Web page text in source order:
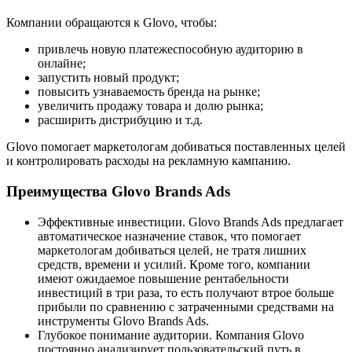
Компании обращаются к Glovo, чтобы:
привлечь новую платежеспособную аудиторию в
онлайне;
запустить новый продукт;
повысить узнаваемость бренда на рынке;
увеличить продажу товара и долю рынка;
расширить дистрибуцию и т.д.
Glovo помогает маркетологам добиваться поставленных целей
и контролировать расходы на рекламную кампанию.
Преимущества Glovo Brands Ads
Эффективные инвестиции. Glovo Brands Ads предлагает
автоматическое назначение ставок, что помогает
маркетологам добиваться целей, не тратя лишних
средств, времени и усилий. Кроме того, компании
имеют ожидаемое повышение рентабельности
инвестиций в три раза, то есть получают втрое больше
прибыли по сравнению с затраченными средствами на
инструменты Glovo Brands Ads.
Глубокое понимание аудитории. Компания Glovo
постоянно анализирует пользовательский путь в